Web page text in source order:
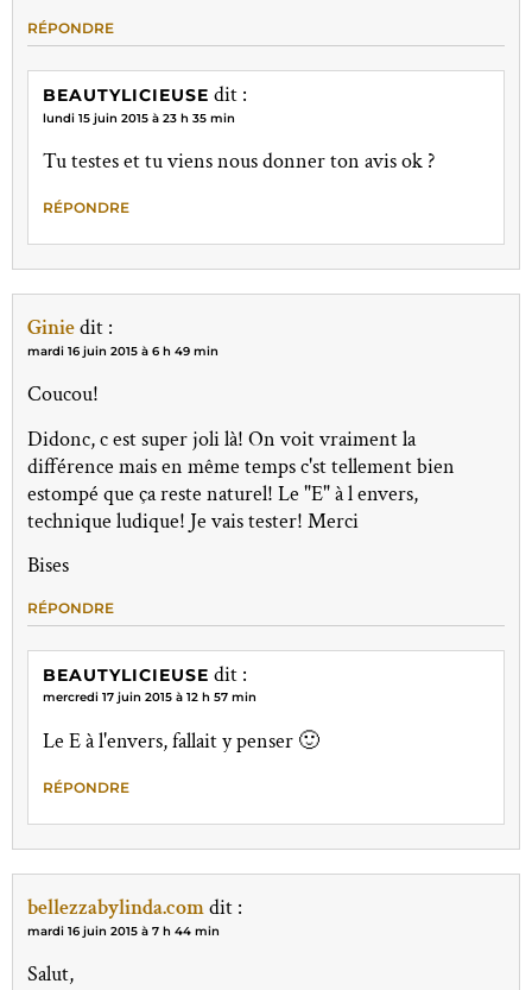
RÉPONDRE
BEAUTYLICIEUSE dit :
lundi 15 juin 2015 à 23 h 35 min
Tu testes et tu viens nous donner ton avis ok ?
RÉPONDRE
Giniedit :
mardi 16 juin 2015 à 6 h 49 min
Coucou!
Didonc, c est super joli là! On voit vraiment la
différence mais en même temps c'st tellement bien
estompé que ça reste naturel! Le "E" à l envers,
technique ludique! Je vais tester! Merci
Bises
RÉPONDRE
BEAUTYLICIEUSE dit :
mercredi 17 juin 2015 à 12 h 57 min
Le E à l'envers, fallait y penser 🙂
RÉPONDRE
bellezzabylinda.comdit :
mardi 16 juin 2015 à 7 h 44 min
Salut,